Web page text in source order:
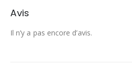
Avis
Il n’y a pas encore d’avis.